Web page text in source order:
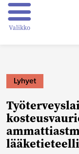
Valikko
Lyhyet